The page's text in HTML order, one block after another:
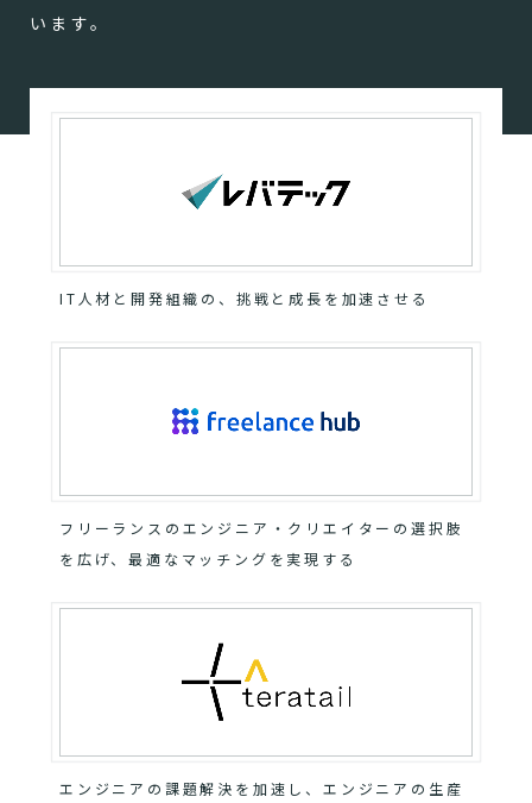
います。
IT人材と開発組織の、挑戦と成長を加速させる
フリーランスのエンジニア・クリエイターの選択肢
を広げ、最適なマッチングを実現する
エンジニアの課題解決を加速し、エンジニアの生産